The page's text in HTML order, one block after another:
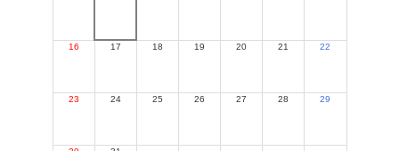
16 17 18 19 20 21 22
23 24 25 26 27 28 29